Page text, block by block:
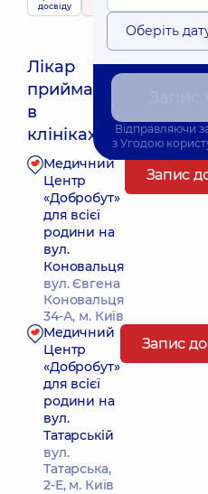
досвіду
Лікар
приймає
в
клініках:
Медичний
Центр
«Добробут»
для всієї
родини на
вул.
Коновальця
вул. Євгена
Коновальця
34-А, м. Київ
Запис
Медичний
Центр
«Добробут»
для всієї
родини на
вул.
Татарській
вул.
Татарська,
2-Е, м. Київ
Запис до
Оберіть
Відправляючи
з Угодою